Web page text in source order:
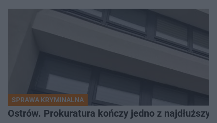
SPRAWA KRYMINALNA
Ostrów. Prokuratura kończy jedno z